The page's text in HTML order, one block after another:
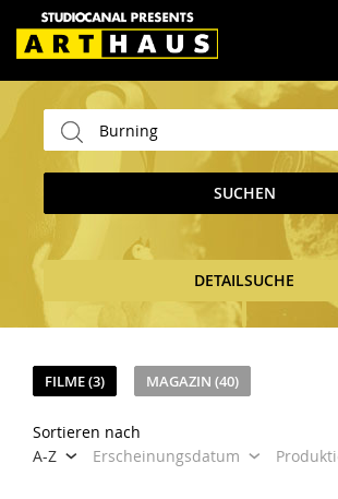
SUCHEN
DETAILSUCHE
FILME (3) MAGAZIN (40)
Sortieren nach
A-Z
Erscheinungsdatum